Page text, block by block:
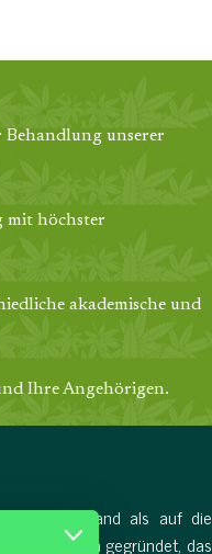
Behandlung unserer
mit höchster
akademische und
Ihre Angehörigen.
in Deutschland als auf die
gegründet, das